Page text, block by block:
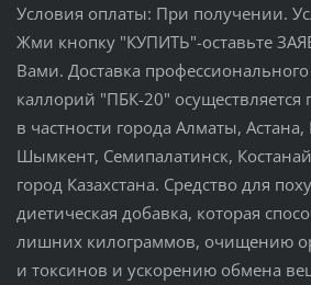
Условия оплаты: При получении.
Жми кнопку "КУПИТЬ"-оставьте
Вами. Доставка
каллорий "ПБК-20" осуществляется
в частности города Алматы, Астана,
Шымкент, Семипалатинск,
город Казахстана. Средство для
диетическая добавка, которая
лишних килограммов, очищению
и токсинов и ускорению обмена